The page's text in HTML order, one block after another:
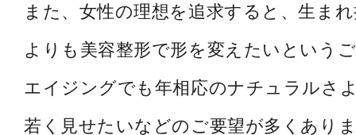
また、女性の理想を追求すると、生ま
よりも美容整形で形を変えたいという
エイジングでも年相応のナチュラルさ
若く見せたいなどのご要望が多くあり